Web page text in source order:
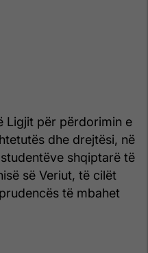
Ligjit për përdorimin e
dhe drejtësi, në
shqiptarë të
së Veriut, të cilët
të mbahet